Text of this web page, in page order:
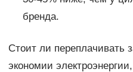
бренда.
Стоит ли переплачивать
экономии